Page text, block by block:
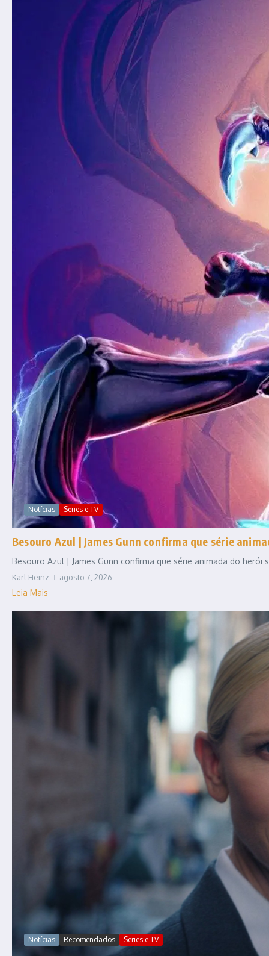
Notícias Series e TV
Besouro Azul | James Gunn confirma que série
Besouro Azul | James Gunn confirma que série animada do
Karl Heinz agosto 7, 2026
Leia Mais
Notícias Recomendados Series e TV